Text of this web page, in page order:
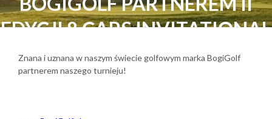
EDYCJI 8 CARS INVITATIONAL
BY VOLVO EUROSERVICE
Znana i uznana w naszym świecie golfowym marka BogiGolf
partnerem naszego turnieju!